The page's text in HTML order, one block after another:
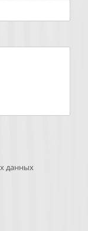
данных